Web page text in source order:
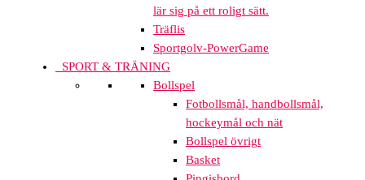
lär sig på ett roligt sätt.
Träflis
Sportgolv-PowerGame
SPORT & TRÄNING
Bollspel
Fotbollsmål, handbollsmål,
hockeymål och nät
Bollspel övrigt
Basket